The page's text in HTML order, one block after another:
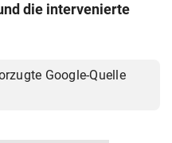
die intervenierte
Google-Quelle